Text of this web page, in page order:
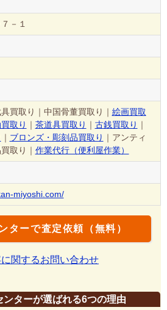
－１
具買取り｜中国骨董買取り｜ 絵画買取
取り ｜ 茶道具買取り ｜ 古銭買取り ｜
｜ ブロンズ・彫刻品買取り ｜アンティ
取り｜ 作業代行（便利屋作業）
miyoshi.com/
ターで査定依頼（無料）
関するお問い合わせ
ンターが選ばれる6つの理由